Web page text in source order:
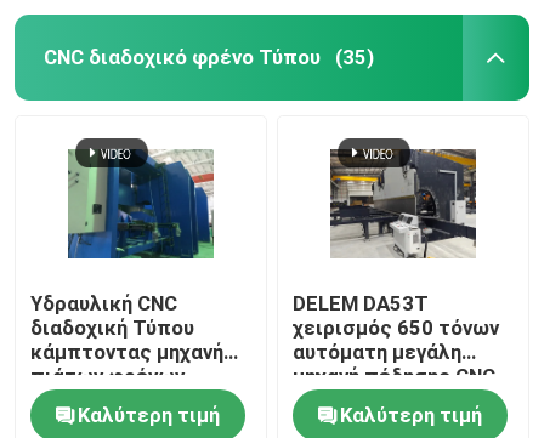
καυτή εμβύθιση που γαλβανίζει τον εξοπλισμό
CNC διαδοχικό φρένο Τύπου (35)
Υδραυλική CNC
διαδοχική Τύπου
κάμπτοντας μηχανή
πιάτων φρένων
βαρέων καθηκόντων
2-400T/7000mm
Καλύτερη τιμή
DELEM DA53T
χειρισμός 650 τόνων
αυτόματη μεγάλη
μηχανή πέδησης CNC
Καλύτερη τιμή